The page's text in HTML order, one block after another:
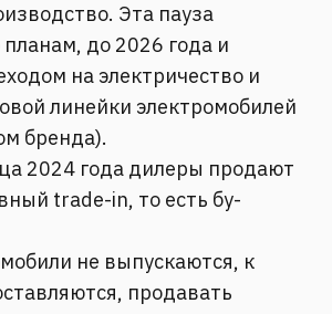
Эта пауза
до 2026 года и
на электричество и
линейки электромобилей
бренда).
2024 года дилеры продают
trade-in, то есть бу-
не выпускаются, к
продавать